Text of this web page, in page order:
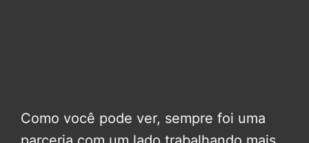
Como você pode ver, sempre foi uma